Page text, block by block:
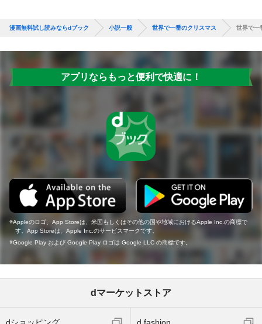
漫画無料試し読みならdブック 小説一般 世界で一番のクリスマス 世界で一
アプリならもっと便利で快適に！
Appleのロゴ、App Storeは、米国もしくはその他の国や地域におけるApple Inc.の商標で
す。App Storeは、Apple Inc.のサービスマークです。
Google Play および Google Play ロゴは Google LLC の商標です。
dマーケットストア